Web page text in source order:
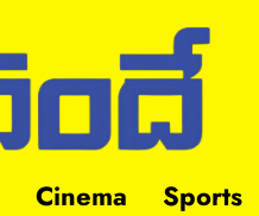
Cinema Sports